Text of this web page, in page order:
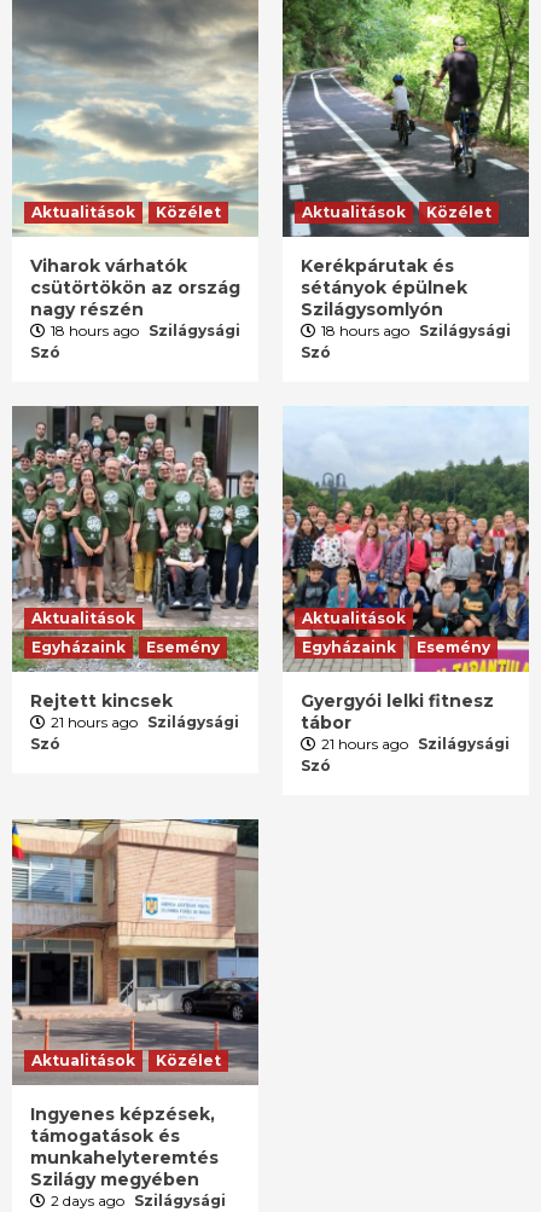
Aktualitások Közélet
Viharok várhatók
csütörtökön az ország
nagy részén
18 hours ago Szilágysági
Szó
Aktualitások Közélet
Kerékpárutak és
sétányok épülnek
Szilágysomlyón
18 hours ago Szilágysági
Szó
Aktualitások
Egyházaink
Esemény
Rejtett kincsek
21 hours ago Szilágysági
Szó
Aktualitások
Egyházaink
Esemény
Gyergyói lelki fitnesz
tábor
21 hours ago Szilágysági
Szó
Aktualitások Közélet
Ingyenes képzések,
támogatások és
munkahelyteremtés
Szilágy megyében
2 days ago Szilágysági